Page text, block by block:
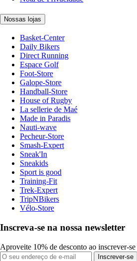
Nossas lojas
Basket-Center
Daily Bikers
Direct Running
Espace Golf
Foot-Store
Galope-Store
Handball-Store
House of Rugby
La sellerie de Maé
Made in Paradis
Nauti-wave
Pecheur-Store
Smash-Expert
Sneak'In
Sneakids
Sport is good
Training-Fit
Trek-Expert
TripNBikers
Vélo-Store
Inscreva-se na nossa newsletter
Aproveite 10% de desconto ao inscrever-
Inscrever-se